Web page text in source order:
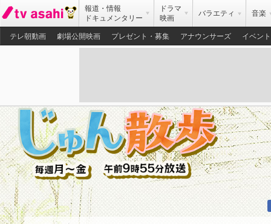
報道・情報
ドキュメンタリー
ドラマ
映画
バラエティ 音楽
テレ朝動画 劇場公開映画 プレゼント・募集 アナウンサーズ イベント